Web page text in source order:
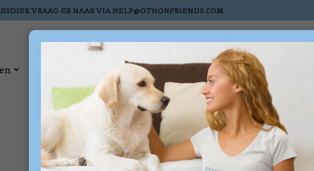
ER NAAR VIA HELP@OTHONFRIENDS.COM
Nieuw Sale Cadeaubonnen